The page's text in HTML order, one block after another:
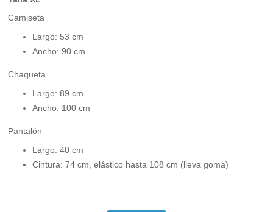
Camiseta
Largo: 53 cm
Ancho: 90 cm
Chaqueta
Largo: 89 cm
Ancho: 100 cm
Pantalón
Largo: 40 cm
Cintura: 74 cm, elástico hasta 108 cm (lleva goma)